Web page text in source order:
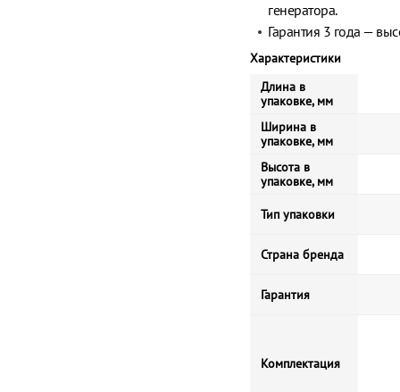
генератора.
Гарантия 3 года —
Характеристики
Длина в
упаковке, мм
Ширина в
упаковке, мм
Высота в
упаковке, мм
Тип упаковки
Страна бренда
Гарантия
Комплектация